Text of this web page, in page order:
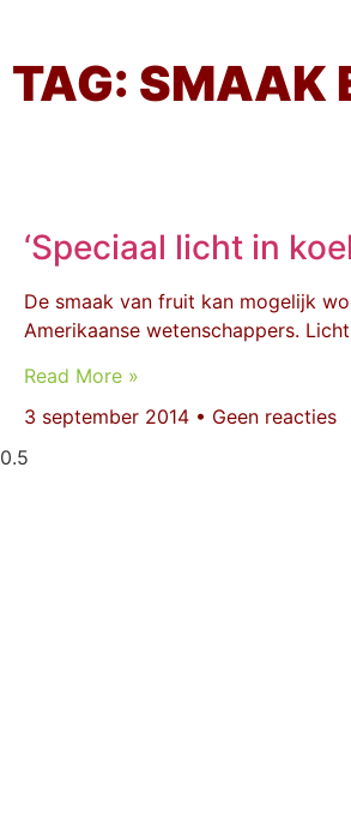
TAG: SMAAK
‘Speciaal licht in
De smaak van fruit kan mogelijk
Amerikaanse wetenschappers.
Read More »
3 september 2014
Geen reacties